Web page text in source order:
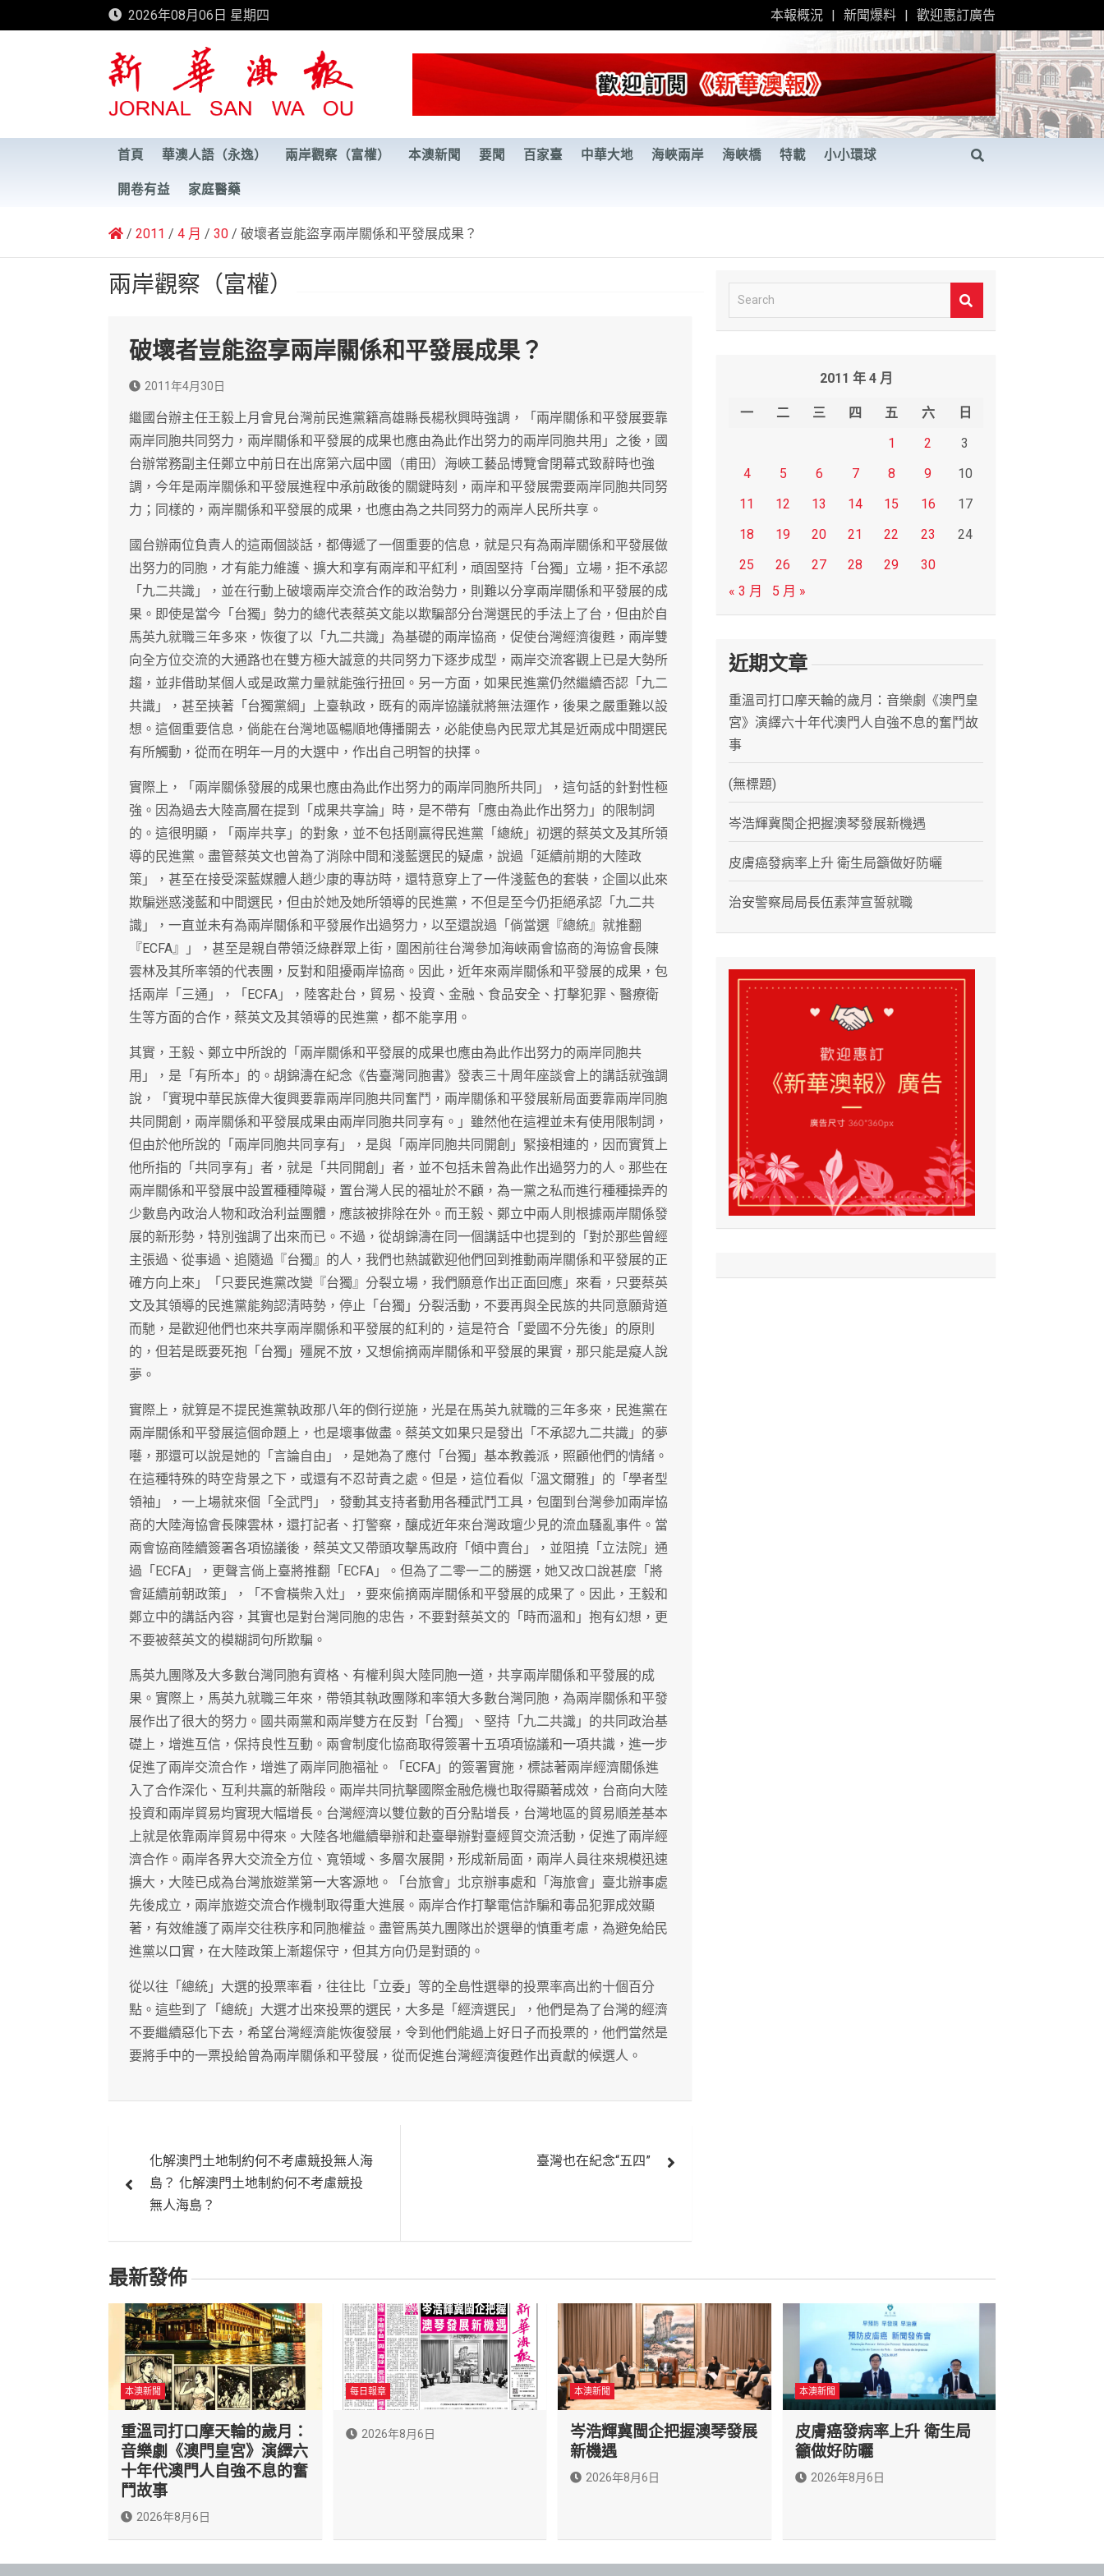
to
2026年08月06日 星期四 本報概況 新聞爆料 歡迎惠訂廣告
新華澳報
首頁 華澳人語（永逸） 兩岸觀察（富權） 本澳新聞 要聞 百家臺 中華大地 海峽兩岸 海峽橋 特載 小小環球
開卷有益 家庭醫藥
2011 4 月 30 破壞者豈能盜享兩岸關係和平發展成果？
兩岸觀察（富權）
破壞者豈能盜享兩岸關係和平發展成果？
2011年4月30日
繼國台辦主任王毅上月會見台灣前民進黨籍高雄縣長楊秋興時強調，「兩岸關係和平發展要靠
兩岸同胞共同努力，兩岸關係和平發展的成果也應由為此作出努力的兩岸同胞共用」之後，國
台辦常務副主任鄭立中前日在出席第六屆中國（甫田）海峽工藝品博覽會閉幕式致辭時也強
調，今年是兩岸關係和平發展進程中承前啟後的關鍵時刻，兩岸和平發展需要兩岸同胞共同努
力；同樣的，兩岸關係和平發展的成果，也應由為之共同努力的兩岸人民所共享。
國台辦兩位負責人的這兩個談話，都傳遞了一個重要的信息，就是只有為兩岸關係和平發展做
出努力的同胞，才有能力維護、擴大和享有兩岸和平紅利，頑固堅持「台獨」立場，拒不承認
「九二共識」，並在行動上破壞兩岸交流合作的政治勢力，則難以分享兩岸關係和平發展的成
果。即使是當今「台獨」勢力的總代表蔡英文能以欺騙部分台灣選民的手法上了台，但由於自
馬英九就職三年多來，恢復了以「九二共識」為基礎的兩岸協商，促使台灣經濟復甦，兩岸雙
向全方位交流的大通路也在雙方極大誠意的共同努力下逐步成型，兩岸交流客觀上已是大勢所
趨，並非借助某個人或是政黨力量就能強行扭回。另一方面，如果民進黨仍然繼續否認「九二
共識」，甚至挾著「台獨黨綱」上臺執政，既有的兩岸協議就將無法運作，後果之嚴重難以設
想。這個重要信息，倘能在台灣地區暢順地傳播開去，必能使島內民眾尤其是近兩成中間選民
有所觸動，從而在明年一月的大選中，作出自己明智的抉擇。
實際上，「兩岸關係發展的成果也應由為此作出努力的兩岸同胞所共同」，這句話的針對性極
強。因為過去大陸高層在提到「成果共享論」時，是不帶有「應由為此作出努力」的限制詞
的。這很明顯，「兩岸共享」的對象，並不包括剛贏得民進黨「總統」初選的蔡英文及其所領
導的民進黨。盡管蔡英文也曾為了消除中間和淺藍選民的疑慮，說過「延續前期的大陸政
策」，甚至在接受深藍媒體人趙少康的專訪時，還特意穿上了一件淺藍色的套裝，企圖以此來
欺騙迷惑淺藍和中間選民，但由於她及她所領導的民進黨，不但是至今仍拒絕承認「九二共
識」，一直並未有為兩岸關係和平發展作出過努力，以至還說過「倘當選『總統』就推翻
『ECFA』」，甚至是親自帶領泛綠群眾上街，圍困前往台灣參加海峽兩會協商的海協會長陳
雲林及其所率領的代表團，反對和阻擾兩岸協商。因此，近年來兩岸關係和平發展的成果，包
括兩岸「三通」，「ECFA」，陸客赴台，貿易、投資、金融、食品安全、打擊犯罪、醫療衛
生等方面的合作，蔡英文及其領導的民進黨，都不能享用。
其實，王毅、鄭立中所說的「兩岸關係和平發展的成果也應由為此作出努力的兩岸同胞共
用」，是「有所本」的。胡錦濤在紀念《告臺灣同胞書》發表三十周年座談會上的講話就強調
說，「實現中華民族偉大復興要靠兩岸同胞共同奮鬥，兩岸關係和平發展新局面要靠兩岸同胞
共同開創，兩岸關係和平發展成果由兩岸同胞共同享有。」雖然他在這裡並未有使用限制詞，
但由於他所說的「兩岸同胞共同享有」，是與「兩岸同胞共同開創」緊接相連的，因而實質上
他所指的「共同享有」者，就是「共同開創」者，並不包括未曾為此作出過努力的人。那些在
兩岸關係和平發展中設置種種障礙，置台灣人民的福址於不顧，為一黨之私而進行種種操弄的
少數島內政治人物和政治利益團體，應該被排除在外。而王毅、鄭立中兩人則根據兩岸關係發
展的新形勢，特別強調了出來而已。不過，從胡錦濤在同一個講話中也提到的「對於那些曾經
主張過、從事過、追隨過『台獨』的人，我們也熱誠歡迎他們回到推動兩岸關係和平發展的正
確方向上來」「只要民進黨改變『台獨』分裂立場，我們願意作出正面回應」來看，只要蔡英
文及其領導的民進黨能夠認清時勢，停止「台獨」分裂活動，不要再與全民族的共同意願背道
而馳，是歡迎他們也來共享兩岸關係和平發展的紅利的，這是符合「愛國不分先後」的原則
的，但若是既要死抱「台獨」殭屍不放，又想偷摘兩岸關係和平發展的果實，那只能是癡人說
夢。
實際上，就算是不提民進黨執政那八年的倒行逆施，光是在馬英九就職的三年多來，民進黨在
兩岸關係和平發展這個命題上，也是壞事做盡。蔡英文如果只是發出「不承認九二共識」的夢
囈，那還可以說是她的「言論自由」，是她為了應付「台獨」基本教義派，照顧他們的情緒。
在這種特殊的時空背景之下，或還有不忍苛責之處。但是，這位看似「溫文爾雅」的「學者型
領袖」，一上場就來個「全武門」，發動其支持者動用各種武鬥工具，包圍到台灣參加兩岸協
商的大陸海協會長陳雲林，還打記者、打警察，釀成近年來台灣政壇少見的流血騷亂事件。當
兩會協商陸續簽署各項協議後，蔡英文又帶頭攻擊馬政府「傾中賣台」，並阻撓「立法院」通
過「ECFA」，更聲言倘上臺將推翻「ECFA」。但為了二零一二的勝選，她又改口說甚麼「將
會延續前朝政策」，「不會橫柴入灶」，要來偷摘兩岸關係和平發展的成果了。因此，王毅和
鄭立中的講話內容，其實也是對台灣同胞的忠告，不要對蔡英文的「時而溫和」抱有幻想，更
不要被蔡英文的模糊詞句所欺騙。
馬英九團隊及大多數台灣同胞有資格、有權利與大陸同胞一道，共享兩岸關係和平發展的成
果。實際上，馬英九就職三年來，帶領其執政團隊和率領大多數台灣同胞，為兩岸關係和平發
展作出了很大的努力。國共兩黨和兩岸雙方在反對「台獨」、堅持「九二共識」的共同政治基
礎上，增進互信，保持良性互動。兩會制度化協商取得簽署十五項項協議和一項共識，進一步
促進了兩岸交流合作，增進了兩岸同胞福祉。「ECFA」的簽署實施，標誌著兩岸經濟關係進
入了合作深化、互利共贏的新階段。兩岸共同抗擊國際金融危機也取得顯著成效，台商向大陸
投資和兩岸貿易均實現大幅增長。台灣經濟以雙位數的百分點增長，台灣地區的貿易順差基本
上就是依靠兩岸貿易中得來。大陸各地繼續舉辦和赴臺舉辦對臺經貿交流活動，促進了兩岸經
濟合作。兩岸各界大交流全方位、寬領域、多層次展開，形成新局面，兩岸人員往來規模迅速
擴大，大陸已成為台灣旅遊業第一大客源地。「台旅會」北京辦事處和「海旅會」臺北辦事處
先後成立，兩岸旅遊交流合作機制取得重大進展。兩岸合作打擊電信詐騙和毒品犯罪成效顯
著，有效維護了兩岸交往秩序和同胞權益。盡管馬英九團隊出於選舉的慎重考慮，為避免給民
進黨以口實，在大陸政策上漸趨保守，但其方向仍是對頭的。
從以往「總統」大選的投票率看，往往比「立委」等的全島性選舉的投票率高出約十個百分
點。這些到了「總統」大選才出來投票的選民，大多是「經濟選民」，他們是為了台灣的經濟
不要繼續惡化下去，希望台灣經濟能恢復發展，令到他們能過上好日子而投票的，他們當然是
要將手中的一票投給曾為兩岸關係和平發展，從而促進台灣經濟復甦作出貢獻的候選人。
章
覽
化解澳門土地制約何不考慮競投無人海
島？ 化解澳門土地制約何不考慮競投
無人海島？
臺灣也在紀念“五四”
e
2011 年 4 月
一 二 三 四 五 六
日
1
2
3
4
5 6 7 8 9
10
11
12 13 14 15 16
17
18
19 20 21 22 23
24
25
26 27 28 29
30
« 3 月
5 月 »
近期文章
重溫司打口摩天輪的歲月：音樂劇《澳門皇
宮》演繹六十年代澳門人自強不息的奮鬥故
事
(無標題)
岑浩輝冀閩企把握澳琴發展新機遇
皮膚癌發病率上升 衛生局籲做好防曬
治安警察局局長伍素萍宣誓就職
最新發佈
本澳新聞
重溫司打口摩天輪的歲月：
音樂劇《澳門皇宮》演繹六
十年代澳門人自強不息的奮
鬥故事
2026年8月6日
每日報章
2026年8月6日
本澳新聞
岑浩輝冀閩企把握澳琴發展
新機遇
2026年8月6日
本澳新聞
皮膚癌發病率上升 衛生局
籲做好防曬
2026年8月6日